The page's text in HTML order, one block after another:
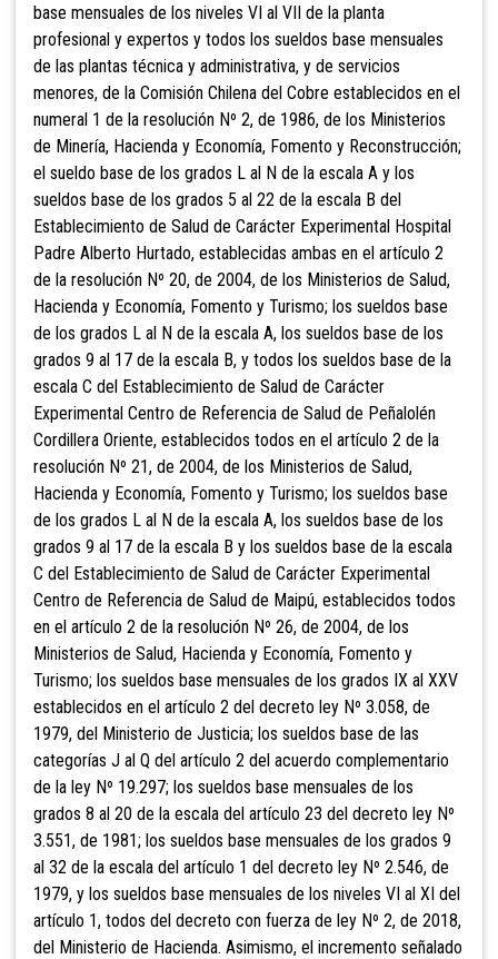
base mensuales de los niveles VI al VII de la planta
profesional y expertos y todos los sueldos base mensuales
de las plantas técnica y administrativa, y de servicios
menores, de la Comisión Chilena del Cobre establecidos en el
numeral 1 de la resolución Nº 2, de 1986, de los Ministerios
de Minería, Hacienda y Economía, Fomento y Reconstrucción;
el sueldo base de los grados L al N de la escala A y los
sueldos base de los grados 5 al 22 de la escala B del
Establecimiento de Salud de Carácter Experimental Hospital
Padre Alberto Hurtado, establecidas ambas en el artículo 2
de la resolución Nº 20, de 2004, de los Ministerios de Salud,
Hacienda y Economía, Fomento y Turismo; los sueldos base
de los grados L al N de la escala A, los sueldos base de los
grados 9 al 17 de la escala B, y todos los sueldos base de la
escala C del Establecimiento de Salud de Carácter
Experimental Centro de Referencia de Salud de Peñalolén
Cordillera Oriente, establecidos todos en el artículo 2 de la
resolución Nº 21, de 2004, de los Ministerios de Salud,
Hacienda y Economía, Fomento y Turismo; los sueldos base
de los grados L al N de la escala A, los sueldos base de los
grados 9 al 17 de la escala B y los sueldos base de la escala
C del Establecimiento de Salud de Carácter Experimental
Centro de Referencia de Salud de Maipú, establecidos todos
en el artículo 2 de la resolución Nº 26, de 2004, de los
Ministerios de Salud, Hacienda y Economía, Fomento y
Turismo; los sueldos base mensuales de los grados IX al XXV
establecidos en el artículo 2 del decreto ley Nº 3.058, de
1979, del Ministerio de Justicia; los sueldos base de las
categorías J al Q del artículo 2 del acuerdo complementario
de la ley Nº 19.297; los sueldos base mensuales de los
grados 8 al 20 de la escala del artículo 23 del decreto ley Nº
3.551, de 1981; los sueldos base mensuales de los grados 9
al 32 de la escala del artículo 1 del decreto ley Nº 2.546, de
1979, y los sueldos base mensuales de los niveles VI al XI del
artículo 1, todos del decreto con fuerza de ley Nº 2, de 2018,
del Ministerio de Hacienda. Asimismo, el incremento señalado